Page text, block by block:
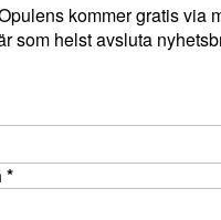
kommer gratis via
som helst avsluta
*